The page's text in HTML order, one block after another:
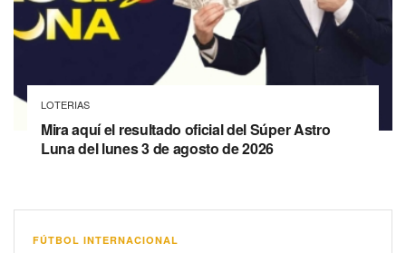
LOTERIAS
Mira aquí el resultado oficial del Súper Astro
Luna del lunes 3 de agosto de 2026
FÚTBOL INTERNACIONAL